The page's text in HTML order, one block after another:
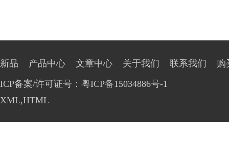
新品 产品中心 文章中心 关于我们 联系我们
购
ICP备案/许可证号：粤ICP备15034886号-1
XML,HTML